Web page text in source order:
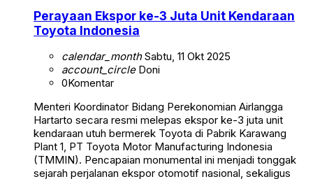
Perayaan Ekspor ke-3 Juta Unit Kendaraan
Toyota Indonesia
calendar_monthSabtu, 11 Okt 2025
account_circleDoni
0Komentar
Menteri Koordinator Bidang Perekonomian Airlangga
Hartarto secara resmi melepas ekspor ke-3 juta unit
kendaraan utuh bermerek Toyota di Pabrik Karawang
Plant 1, PT Toyota Motor Manufacturing Indonesia
(TMMIN). Pencapaian monumental ini menjadi tonggak
sejarah perjalanan ekspor otomotif nasional, sekaligus